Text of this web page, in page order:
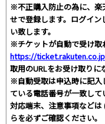
※不正購入防止の為に、楽
せで登録します。ログイ
い致します。
※チケットが自動で受け取
https://
取用のURLをお受け取りに
※自動受取は申込時に記入
ている電話番号が一致して
対応端末、注意事項などは
らを必ずご確認ください。